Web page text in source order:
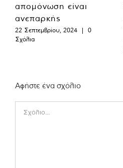
απομόνωση είναι
ανεπαρκής
22 Σεπτεμβρίου, 2024 |
0
Σχόλια
Αφήστε ένα σχόλιο